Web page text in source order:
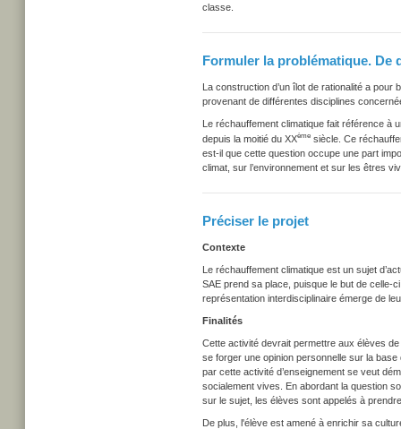
classe.
Formuler la problématique. De
La construction d’un îlot de rationalité a pour
provenant de différentes disciplines
Le réchauffement climatique fait référence à
depuis la moitié du XXème siècle. Ce
est-il que cette question occupe une part
climat, sur l’environnement et sur les êtres
Préciser le projet
Contexte
Le réchauffement climatique est un sujet
SAE prend sa place, puisque le but de celle-
représentation interdisciplinaire émerge de
Finalités
Cette activité devrait permettre aux élèves
se forger une opinion personnelle sur la
par cette activité d’enseignement se veut
socialement vives. En abordant la question
sur le sujet, les élèves sont appelés à
De plus, l'élève est amené à enrichir sa